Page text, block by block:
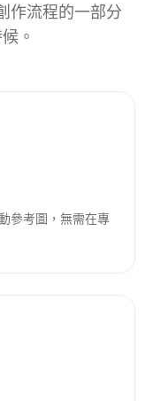
作流程的一部分
。
參考圖，無需在專